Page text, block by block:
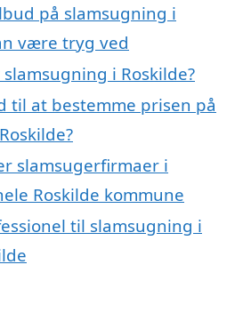
på slamsugning i
være tryg ved
i Roskilde?
til at bestemme prisen på
slamsugerfirmaer i
Roskilde kommune
til slamsugning i